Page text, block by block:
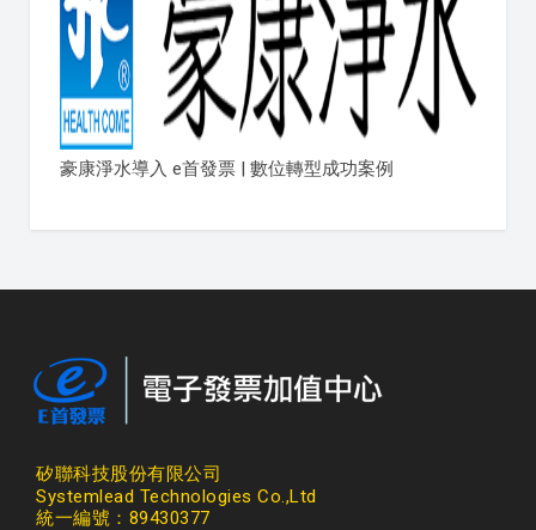
豪康淨水導入 e首發票 | 數位轉型成功案例
矽聯科技股份有限公司
Systemlead Technologies Co.,Ltd
統一編號：89430377